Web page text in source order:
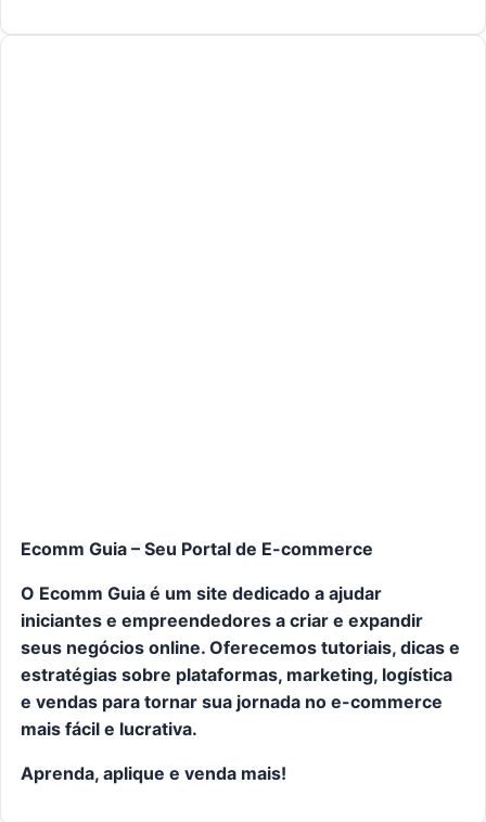
Ecomm Guia – Seu Portal de E-commerce
O Ecomm Guia é um site dedicado a ajudar
iniciantes e empreendedores a criar e expandir
seus negócios online. Oferecemos tutoriais, dicas e
estratégias sobre plataformas, marketing, logística
e vendas para tornar sua jornada no e-commerce
mais fácil e lucrativa.
Aprenda, aplique e venda mais!